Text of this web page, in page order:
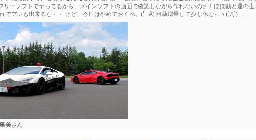
リーソフトでヤってるから、メインソフトの画面で確認しながら作れないのさ！ほぼ勘と運の世
でアレも出来るな・・ けど、今日はやめておくべ。(ﾟｰÅ) 目薬増量して少し休むっヽ(`Д´) ...
里美さん